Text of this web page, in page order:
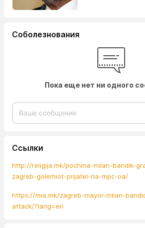
Соболезнования
Пока еще нет ни одного
Ссылки
http://religija.mk/pochina-milan-bandik-
zagreb-golemiot-prijatel-na-mpc-oa/
https://mia.mk/zagreb-mayor-milan-
attack/?lang=en